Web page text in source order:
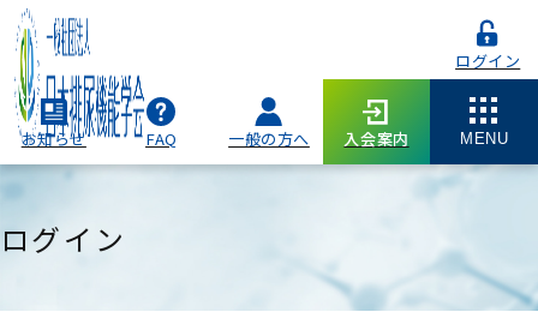
ログイン
お知らせ FAQ 一般の方へ 入会案内 MENU
ログイン